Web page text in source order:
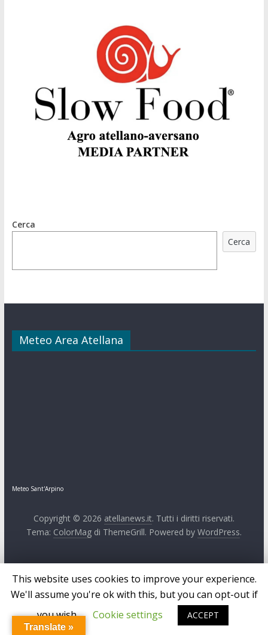
Cerca
Cerca
Meteo Area Atellana
Meteo Sant'Arpino
Copyright © 2026 atellanews.it. Tutti i diritti riservati.
Tema: ColorMagdi ThemeGrill. Powered by WordPress.
This website uses cookies to improve your experience.
We'll assume you're ok with this, but you can opt-out if
you wish.
Cookie settings ACCEPT
Translate »